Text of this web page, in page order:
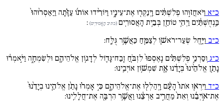
כ״א וַיֹּאחֲז֣וּהוּ פְלִשְׁתִּ֔ים וַֽיְנַקְּר֖וּ אֶת־עֵינָ֑יו וַיּוֹרִ֨ידוּ אוֹת֜וֹ עַזָּ֗תָה וַיַּאַסְר֙וּהוּ֙
בַּֽנְחֻשְׁתַּ֔יִם וַיְהִ֥י טוֹחֵ֖ן בְּבֵ֥ית הָאֲסוּרִֽים (כתיב הָאֲסיּרִֽים) :
כ״ב וַיָּ֧חֶל שְׂעַר־רֹאשׁ֛וֹ לְצַמֵּ֖חַ כַּאֲשֶׁ֥ר גֻּלָּֽח:
כ״ג וְסַרְנֵ֣י פְלִשְׁתִּ֗ים נֶֽאֶסְפוּ֙ לִזְבֹּ֧חַ זֶֽבַח־גָּד֛וֹל לְדָג֥וֹן אֱלֹהֵיהֶ֖ם וּלְשִׂמְחָ֑ה וַיֹּ֣אמְר֔וּ
נָתַ֚ן אֱלֹהֵ֙ינוּ֙ בְּיָדֵ֔נוּ אֶ֖ת שִׁמְשׁ֥וֹן אוֹיְבֵֽינוּ:
כ״ד וַיִּרְא֚וּ אֹתוֹ֙ הָעָ֔ם וַֽיְהַלְל֖וּ אֶת־אֱלֹהֵיהֶ֑ם כִּ֣י אָמְר֗וּ נָתַ֨ן אֱלֹהֵ֚ינוּ בְיָדֵ֙נוּ֙
אֶת־א֣וֹיְבֵ֔נוּ וְאֵת֙ מַחֲרִ֣יב אַרְצֵ֔נוּ וַאֲשֶׁ֥ר הִרְבָּ֖ה אֶת־חֲלָלֵֽינוּ: